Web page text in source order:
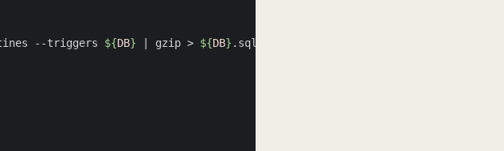
--triggers
${DB} gzip > ${DB} .sql.gz